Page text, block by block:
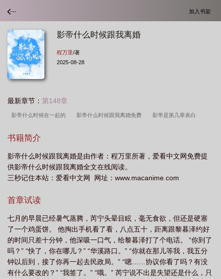
加入书架
影帝什么时候跟我离婚
程万里/著
2025-08-28
最新章节： 第148章
影帝什么时候在一起的 影帝什么时候跟我离婚免费 影帝是第几章表白
第几章在一起
吗 影帝第几章正式在一起 影帝离婚了吗 影帝最后在一起了么 影帝什么
时候跟我离婚程 影帝结局在一起了吗 影帝啥时候表白
读 影帝一共多少章
集在一起 影帝什么时候跟我离婚笔趣阁 影帝什么时候跟我离婚 齐鸢舞 影
帝什么时候跟我离婚全文免费观看 影帝主角第几章在一起的 影帝里什么时候在
一起 影帝什么时候跟我离婚了 影帝两人什么时候在一起 影帝多少章在一起
的 影帝什么时候官宣 影帝什么时候跟我离婚程万里 影帝哪章在一起
帝第几章确认关系 影帝最后结局 影帝什么时候公布恋情 影帝第几章在一起
书籍简介
影帝什么时候跟我离婚是由作者：程万里所著，爱看中文网免费提
供影帝什么时候跟我离婚全文在线阅读。
三秒记住本站：爱看中文网 网址：www.macanime.com
首章试读
七月的早晨已经暑气蒸腾，芮宁头晕目眩，毫无食欲，但还是硬塞
了一个鸡蛋饼。 他掏出手机看了看，八点五十，距离跟黎暮泽约好
的时间只差十分钟，他深吸一口气，给黎暮泽打了个电话。 “你到了
吗？” “快了，你在哪儿？” “华溪路口。” “你就在那儿等我，我五分
钟以后到，接了你再一起去民政局。” “嗯……协议你看了吗？有没
有什么要改的？” “我签了。” “哦。” 芮宁说不出是失望还是什么，只